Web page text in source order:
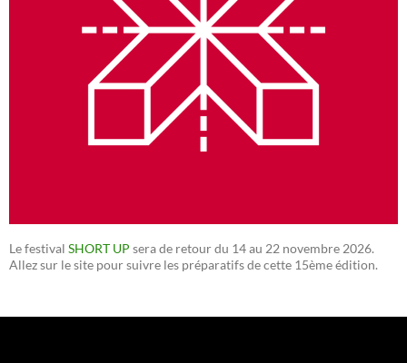
Le festival SHORT UP sera de retour du 14 au 22 novembre 2026.
Allez sur le site pour suivre les préparatifs de cette 15ème édition.